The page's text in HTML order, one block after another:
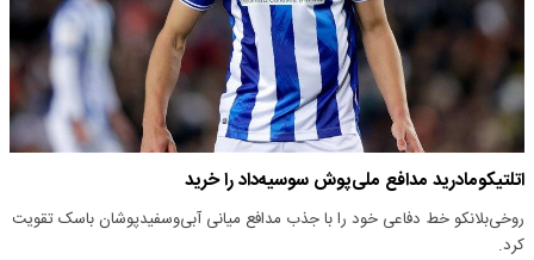
اتلتیکومادرید مدافع ملی‌پوش سوسیه‌‌داد را خرید
روخی‌بلانکو خط دفاعی خود را با جذب مدافع میانی آبی‌و‌سفیدپوشان باسک تقویت
کرد.